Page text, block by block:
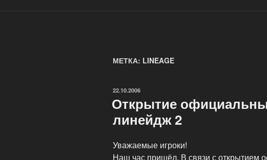
МЕТКА: LINEAGE
ОПУБЛИКОВАНО
22.10.2006
Открытие
линейдж 2
Уважаемые игроки!
Наш час пришёл. В связи с открытием